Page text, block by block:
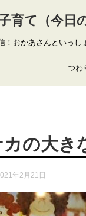
育て（今日
！おかあさんといっし
つわ
の大き
年2月21日